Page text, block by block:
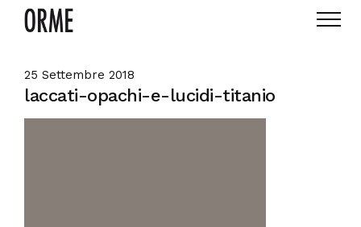
25 Settembre 2018
laccati-opachi-e-lucidi-titanio